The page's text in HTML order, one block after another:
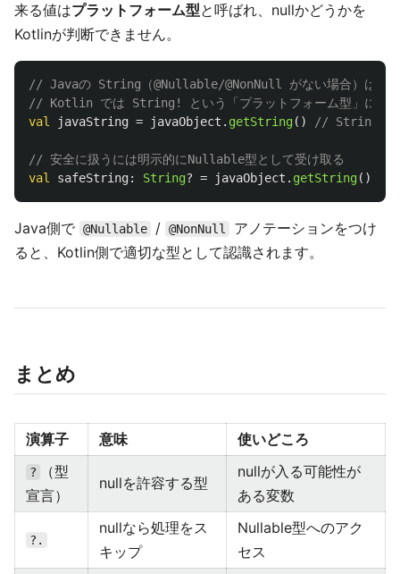
来る値はプラットフォーム型と呼ばれ、nullかどうかを
Kotlinが判断できません。
// Javaの String（@Nullable/@NonNull がない場合）は
// Kotlin では String! という「プラットフォーム型」にな
val
javaString = javaObject . getString() // String!（
// 安全に扱うには明示的にNullable型として受け取る
val
safeString: String? = javaObject . getString()
Java側で @Nullable / @NonNull
アノテーションをつけ
ると、Kotlin側で適切な型として認識されます。
まとめ
演算子 意味 使いどころ
?
（型
宣言）
nullを許容する型
nullが入る可能性が
ある変数
?.
nullなら処理をス
キップ
Nullable型へのアク
セス